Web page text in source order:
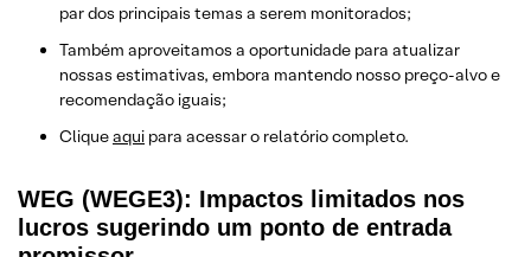
par dos principais temas a serem monitorados;
Também aproveitamos a oportunidade para atualizar
nossas estimativas, embora mantendo nosso preço-alvo e
recomendação iguais;
Cliqueaqui para acessar o relatório completo.
WEG (WEGE3): Impactos limitados nos
lucros sugerindo um ponto de entrada